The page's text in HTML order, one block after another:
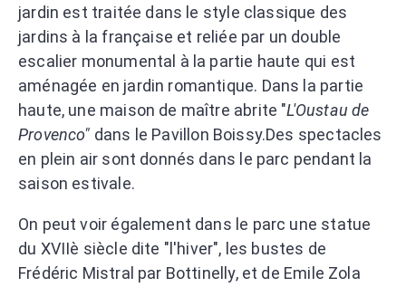
jardin est traitée dans le style classique des
jardins à la française et reliée par un double
escalier monumental à la partie haute qui est
aménagée en jardin romantique. Dans la partie
haute, une maison de maître abrite "L'Oustau de
Provenco" dans le Pavillon Boissy.Des spectacles
en plein air sont donnés dans le parc pendant la
saison estivale.
On peut voir également dans le parc une statue
du XVIIè siècle dite "l'hiver", les bustes de
Frédéric Mistral par Bottinelly, et de Emile Zola